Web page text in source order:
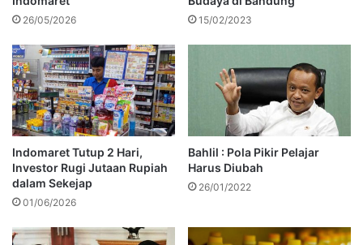
26/05/2026 15/02/2023
Indomaret Tutup 2 Hari,
Investor Rugi Jutaan Rupiah
dalam Sekejap
01/06/2026
Bahlil : Pola Pikir Pelajar
Harus Diubah
26/01/2022